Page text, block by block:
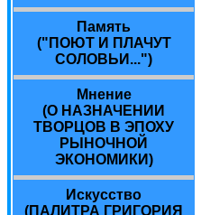
Память
("ПОЮТ И ПЛАЧУТ
СОЛОВЬИ...")
Мнение
(О НАЗНАЧЕНИИ
ТВОРЦОВ В ЭПОХУ
РЫНОЧНОЙ
ЭКОНОМИКИ)
Искусство
(ПАЛИТРА ГРИГОРИЯ